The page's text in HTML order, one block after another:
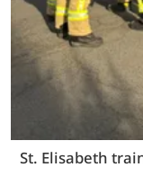
St. Elisabeth